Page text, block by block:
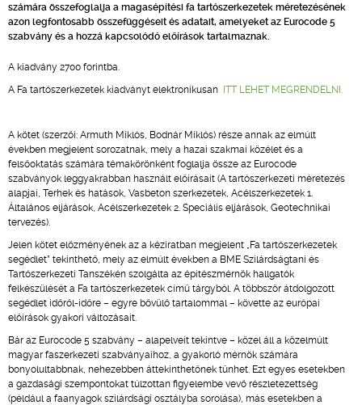
számára összefoglalja a magasépítési fa tartószerkezetek méretezésének
azon legfontosabb összefüggéseit és adatait, amelyeket az Eurocode 5
szabvány és a hozzá kapcsolódó előírások tartalmaznak.
A kiadvány 2700 forintba.
A Fa tartószerkezetek kiadványt elektronikusan
ITT LEHET MEGRENDELNI.
A kötet (szerzői: Armuth Miklós, Bodnár Miklós) része annak az elmúlt
években megjelent sorozatnak, mely a hazai szakmai közélet és a
felsőoktatás számára témakörönként foglalja össze az Eurocode
szabványok leggyakrabban használt előírásait (A tartószerkezeti méretezés
alapjai, Terhek és hatások, Vasbeton szerkezetek, Acélszerkezetek 1.
Általános eljárások, Acélszerkezetek 2. Speciális eljárások, Geotechnikai
tervezés).
Jelen kötet előzményének az a kéziratban megjelent „Fa tartószerkezetek
segédlet” tekinthető, mely az elmúlt években a BME Szilárdságtani és
Tartószerkezeti Tanszékén szolgálta az építészmérnök hallgatók
felkészülését a Fa tartószerkezetek című tárgyból. A többször átdolgozott
segédlet időről-időre – egyre bővülő tartalommal – követte az európai
előírások gyakori változásait.
Bár az Eurocode 5 szabvány – alapelveit tekintve – közel áll a közelmúlt
magyar faszerkezeti szabványaihoz, a gyakorló mérnök számára
bonyolultabbnak, nehezebben áttekinthetőnek tűnhet. Ezt egyes esetekben
a gazdasági szempontokat túlzottan figyelembe vevő részletezettség
(például a faanyagok szilárdsági osztályba sorolása), más esetekben a